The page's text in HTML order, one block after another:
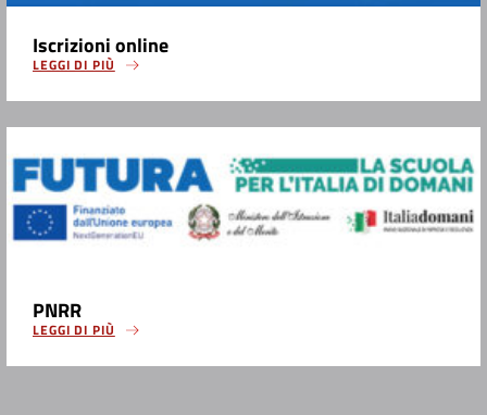
Iscrizioni online
LEGGI DI PIÙ
PNRR
LEGGI DI PIÙ